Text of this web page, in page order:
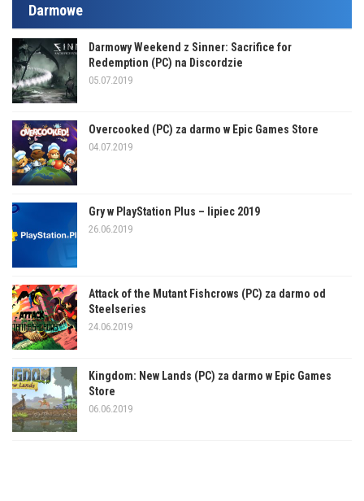
Darmowe
Darmowy Weekend z Sinner: Sacrifice for
Redemption (PC) na Discordzie
05.07.2019
Overcooked (PC) za darmo w Epic Games Store
04.07.2019
Gry w PlayStation Plus – lipiec 2019
26.06.2019
Attack of the Mutant Fishcrows (PC) za darmo od
Steelseries
24.06.2019
Kingdom: New Lands (PC) za darmo w Epic Games
Store
06.06.2019